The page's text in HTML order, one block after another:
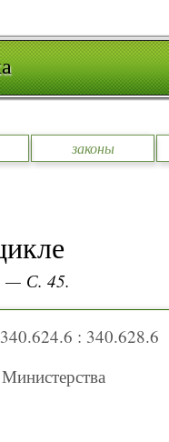
законы
— С. 45.
: 340.628.6